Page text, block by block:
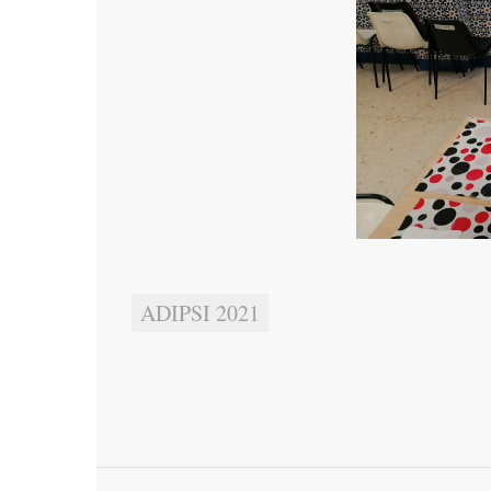
ADIPSI 2021